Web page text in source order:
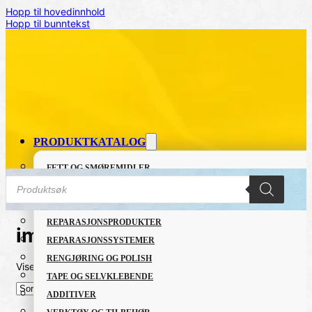
Hopp til hovedinnhold
Hopp til bunntekst
PRODUKTKATALOG
FETT OG SMØREMIDLER
GRUNNING OG LAKK
LIM OG TETTEMASSER
REPARASJONSPRODUKTER
REPARASJONSSYSTEMER
RENGJØRING OG POLISH
TAPE OG SELVKLEBENDE
ADDITIVER
Products
search
impregnering
Viser det ene resultatet